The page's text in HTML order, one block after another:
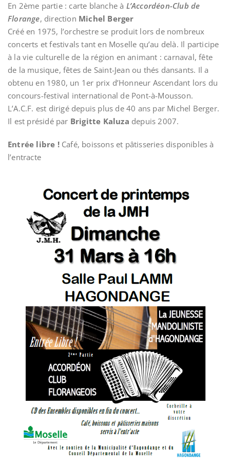
En 2ème partie : carte blanche à L’Accordéon-Club de
Florange, direction Michel Berger
Créé en 1975, l’orchestre se produit lors de nombreux
concerts et festivals tant en Moselle qu’au delà. Il participe
à la vie culturelle de la région en animant : carnaval, fête
de la musique, fêtes de Saint-Jean ou thés dansants. Il a
obtenu en 1980, un 1er prix d’Honneur Ascendant lors du
concours-festival international de Pont-à-Mousson.
L’A.C.F. est dirigé depuis plus de 40 ans par Michel Berger.
Il est présidé par Brigitte Kaluza depuis 2007.
Entrée libre !Café, boissons et pâtisseries disponibles à
l’entracte